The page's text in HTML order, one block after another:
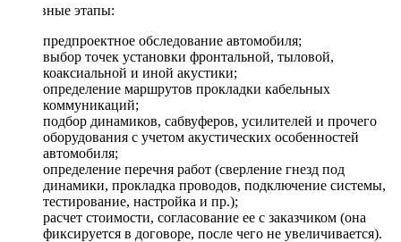
Основные этапы:
предпроектное обследование автомобиля;
выбор точек установки фронтальной, тыловой,
коаксиальной и иной акустики;
определение маршрутов прокладки кабельных
коммуникаций;
подбор динамиков, сабвуферов, усилителей и прочего
оборудования с учетом акустических особенностей
автомобиля;
определение перечня работ (сверление гнезд под
динамики, прокладка проводов, подключение системы,
тестирование, настройка и пр.);
расчет стоимости, согласование ее с заказчиком (она
фиксируется в договоре, после чего не увеличивается).